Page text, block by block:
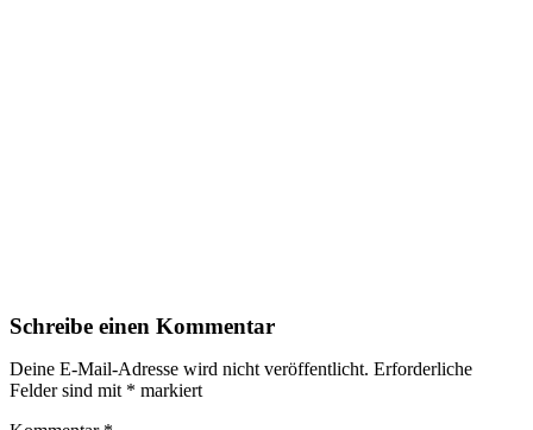
Schreibe einen Kommentar
Deine E-Mail-Adresse wird nicht veröffentlicht. Erforderliche
Felder sind mit * markiert